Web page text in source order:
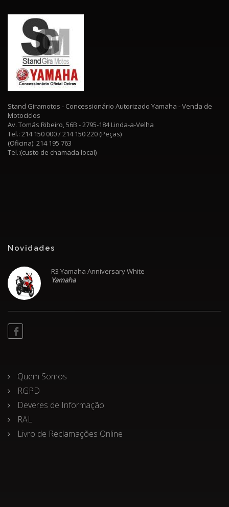
Stand Giramotos - Concessionário Autorizado Yamaha - Venda de
Motociclos
Av. Tomás Ribeiro, 56B - 2795-184 Linda-a-Velha
Tel.: 214 150 000 / 214 150 220 (Peças)
(Oficina): 214 195 763
Tel.:(custo de chamada local)
Novidades
R3 Yamaha Anniversary White
Yamaha
Yamaha
Quem Somos
RGPD
Deveres de Informação
RAL
Livro de Reclamações Online